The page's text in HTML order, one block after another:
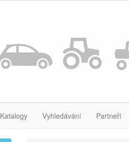
Katalogy Vyhledávání Partneři